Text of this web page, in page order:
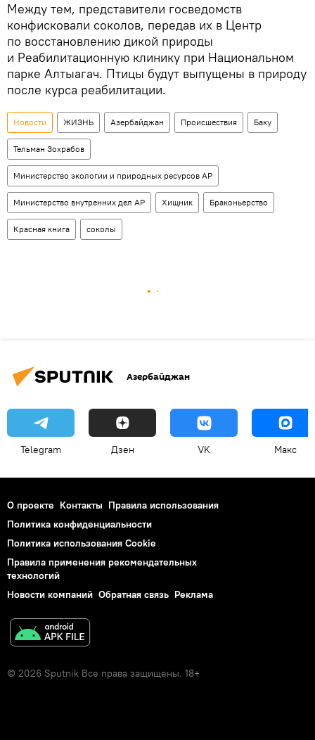
Между тем, представители госведомств
конфисковали соколов, передав их в Центр
по восстановлению дикой природы
и Реабилитационную клинику при Национальном
парке Алтыагач. Птицы будут выпущены в природу
после курса реабилитации.
Новости ЖИЗНЬ Азербайджан Происшествия Баку
Тельман Зохрабов
Министерство экологии и природных ресурсов АР
Министерство внутренних дел АР Хищник Браконьерство
Красная книга соколы
Азербайджан
Telegram Дзен VK Макс
О проекте Контакты Правила использования
Политика конфиденциальности
Политика использования Cookie
Правила применения рекомендательных
технологий
Новости компаний Обратная связь Реклама
© 2026 Sputnik Все права защищены. 18+